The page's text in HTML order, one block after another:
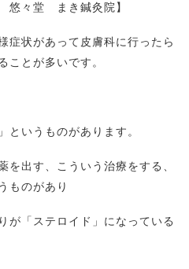
々堂 まき鍼灸院】
症状があって皮膚科に行ったら
ことが多いです。
というものがあります。
を出す、こういう治療をする、
ものがあり
が「ステロイド」になっている